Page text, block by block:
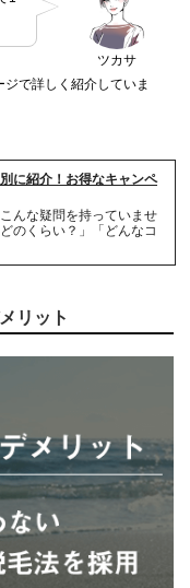
ツカサ
で詳しく紹介していま
に紹介！お得なキャンペ
んな疑問を持っていませ
のくらい？」「どんなコ
リット